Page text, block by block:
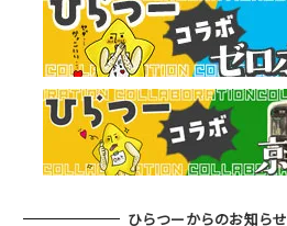
ひらつーからのお知らせ